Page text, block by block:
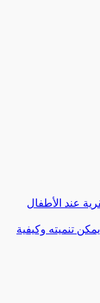
عند الأطفال
تنميته وكيفية